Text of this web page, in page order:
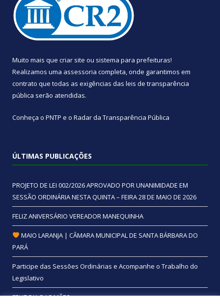
Muito mais que criar site ou sistema para prefeituras!
Realizamos uma assessoria completa, onde garantimos em
contrato que todas as exigências das leis de transparência
pública serão atendidas.
Conheça o PNTP e o Radar da Transparência Pública
ÚLTIMAS PUBLICAÇÕES
PROJETO DE LEI 002/2026 APROVADO POR UNANIMIDADE EM
SESSÃO ORDINÁRIA NESTA QUINTA – FEIRA 28 DE MAIO DE 2026
FELIZ ANIVERSÁRIO VEREADOR MANEQUINHA
MAIO LARANJA | CÂMARA MUNICIPAL DE SANTA BÁRBARA DO
PARÁ
Participe das Sessões Ordinárias e Acompanhe o Trabalho do
Legislativo
FELIZ DIA DAS MÃES